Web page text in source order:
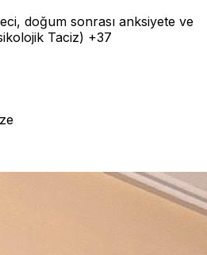
doğum sonrası anksiyete ve
Taciz) +37